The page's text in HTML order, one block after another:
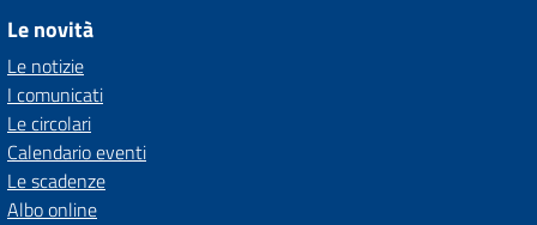
Le novità
Le notizie
I comunicati
Le circolari
Calendario eventi
Le scadenze
Albo online